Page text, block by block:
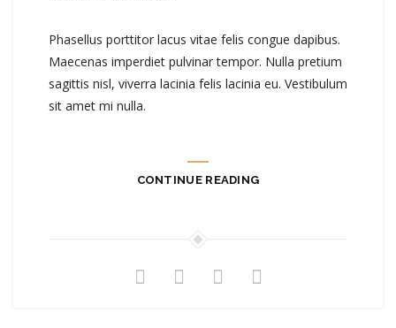
Phasellus porttitor lacus vitae felis congue dapibus.
Maecenas imperdiet pulvinar tempor. Nulla pretium
sagittis nisl, viverra lacinia felis lacinia eu. Vestibulum
sit amet mi nulla.
CONTINUE READING